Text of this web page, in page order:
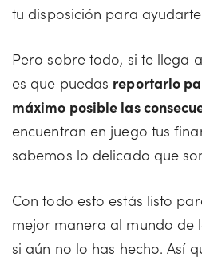
tu disposición para
Pero sobre todo, si te llega
es que puedas reportarlo
máximo posible las
encuentran en juego tus
sabemos lo delicado que
Con todo esto estás listo
mejor manera al mundo de
si aún no lo has hecho. Así